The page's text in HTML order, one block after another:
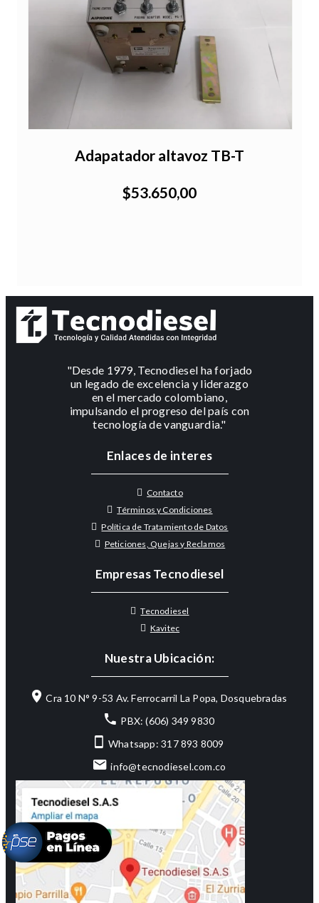
Adapatador altavoz TB-T
$53.650,00
"Desde 1979, Tecnodiesel ha forjado
un legado de excelencia y liderazgo
en el mercado colombiano,
impulsando el progreso del país con
tecnología de vanguardia."
Enlaces de interes
Contacto
Términos y Condiciones
Política de Tratamiento de Datos
Peticiones, Quejas y Reclamos
Empresas Tecnodiesel
Tecnodiesel
Kavitec
Nuestra Ubicación:
Cra 10 N° 9-53 Av. Ferrocarril La Popa, Dosquebradas
PBX: (606) 349 9830
Whatsapp: 317 893 8009
info@tecnodiesel.com.co